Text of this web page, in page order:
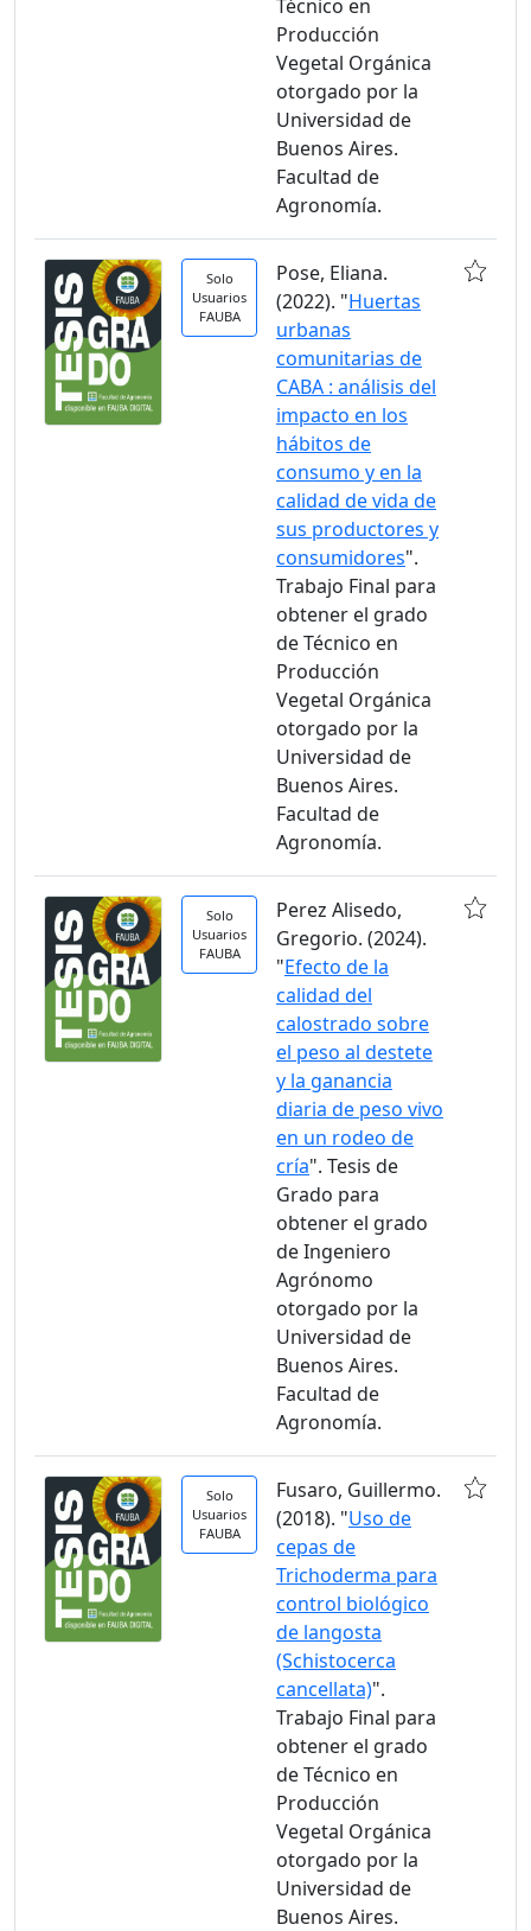
Técnico en
Producción
Vegetal Orgánica
otorgado por la
Universidad de
Buenos Aires.
Facultad de
Agronomía.
Solo
Usuarios
FAUBA
Pose, Eliana.
(2022). "Huertas
urbanas
comunitarias de
CABA : análisis del
impacto en los
hábitos de
consumo y en la
calidad de vida de
sus productores y
consumidores".
Trabajo Final para
obtener el grado
de Técnico en
Producción
Vegetal Orgánica
otorgado por la
Universidad de
Buenos Aires.
Facultad de
Agronomía.
Solo
Usuarios
FAUBA
Perez Alisedo,
Gregorio. (2024).
"Efecto de la
calidad del
calostrado sobre
el peso al destete
y la ganancia
diaria de peso vivo
en un rodeo de
cría". Tesis de
Grado para
obtener el grado
de Ingeniero
Agrónomo
otorgado por la
Universidad de
Buenos Aires.
Facultad de
Agronomía.
Solo
Usuarios
FAUBA
Fusaro, Guillermo.
(2018). "Uso de
cepas de
Trichoderma para
control biológico
de langosta
(Schistocerca
cancellata)".
Trabajo Final para
obtener el grado
de Técnico en
Producción
Vegetal Orgánica
otorgado por la
Universidad de
Buenos Aires.